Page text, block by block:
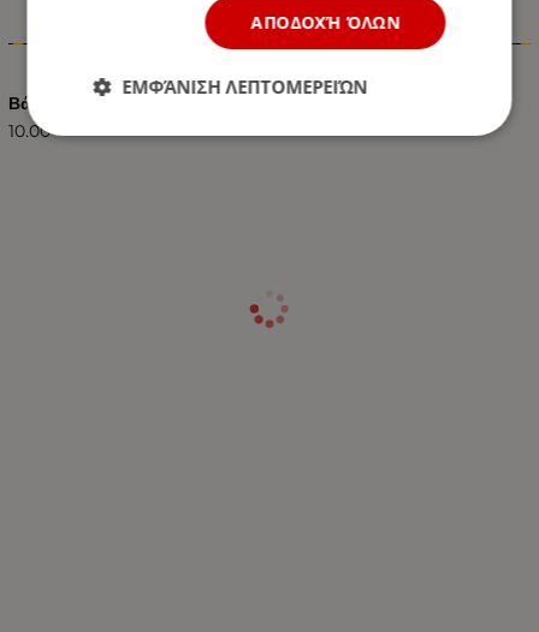
Χαρακτηριστικά
Βάρος (kg.)
10.00
ΑΠΟΔΟΧΉ ΌΛΩΝ
ΕΜΦΆΝΙΣΗ ΛΕΠΤΟΜΕΡΕΙΏΝ